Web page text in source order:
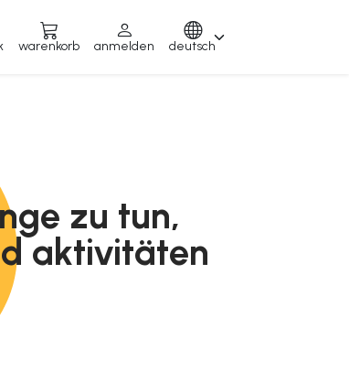
warenkorb anmelden deutsch
zu tun,
aktivitäten